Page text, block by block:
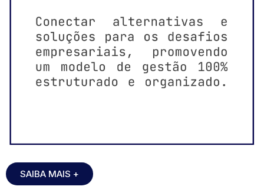
SAIBA MAIS +